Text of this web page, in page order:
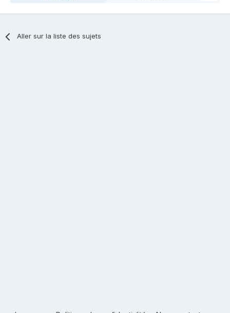
Aller sur la liste des sujets